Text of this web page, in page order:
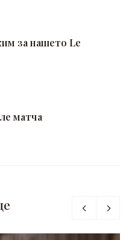
за нашето Le
матча